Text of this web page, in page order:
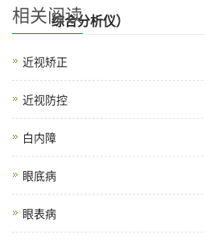
综合分析仪）
相关阅读
近视矫正
近视防控
白内障
眼底病
眼表病